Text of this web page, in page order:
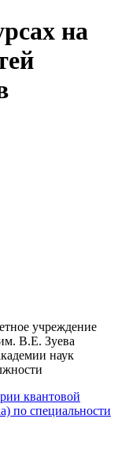
на
учреждение
В.Е. Зуева
наук
квантовой
по специальности